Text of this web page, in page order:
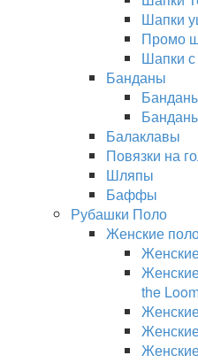
Шапки
Промо
Шапки
Банданы
Балаклавы
Повязки на
Шляпы
Баффы
Рубашки Поло
Женские
the